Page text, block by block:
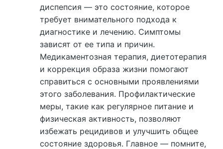
диспепсия — это состояние, которое
требует внимательного подхода к
диагностике и лечению. Симптомы
зависят от ее типа и причин.
Медикаментозная терапия, диетотерапия
и коррекция образа жизни помогают
справиться с основными проявлениями
этого заболевания. Профилактические
меры, такие как регулярное питание и
физическая активность, позволяют
избежать рецидивов и улучшить общее
состояние здоровья. Главное — помните,